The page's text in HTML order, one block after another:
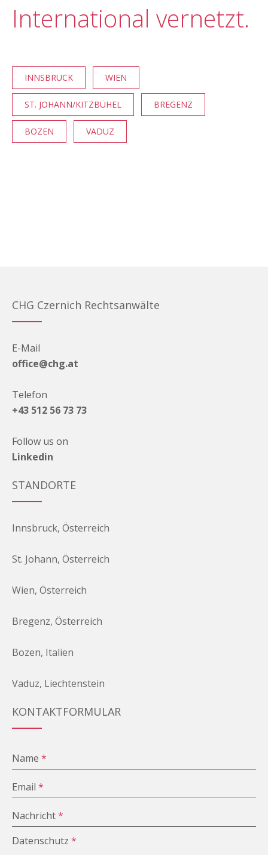
International vernetzt.
INNSBRUCK WIEN
ST. JOHANN/KITZBÜHEL BREGENZ
BOZEN VADUZ
CHG Czernich Rechtsanwälte
E-Mail
office@chg.at
Telefon
+43 512 56 73 73
Follow us on
Linkedin
STANDORTE
Innsbruck, Österreich
St. Johann, Österreich
Wien, Österreich
Bregenz, Österreich
Bozen, Italien
Vaduz, Liechtenstein
KONTAKTFORMULAR
Name*
Email*
Nachricht*
Datenschutz*